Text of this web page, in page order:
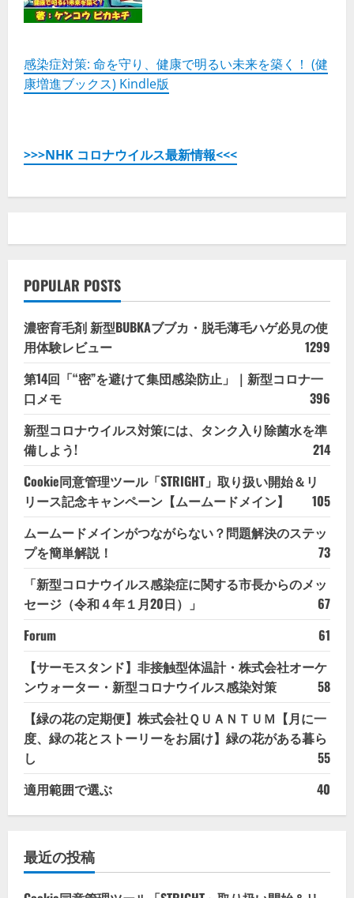
感染症対策: 命を守り、健康で明るい未来を築く！ (健
康増進ブックス) Kindle版
>>>NHK コロナウイルス最新情報<<<
POPULAR POSTS
濃密育毛剤 新型BUBKAブブカ・脱毛薄毛ハゲ必見の使
用体験レビュー
1299
第14回「“密”を避けて集団感染防止」｜新型コロナ一
口メモ
396
新型コロナウイルス対策には、タンク入り除菌水を準
備しよう!
214
Cookie同意管理ツール「STRIGHT」取り扱い開始＆リ
リース記念キャンペーン【ムームードメイン】
105
ムームードメインがつながらない？問題解決のステッ
プを簡単解説！
73
「新型コロナウイルス感染症に関する市長からのメッ
セージ（令和４年１月20日）」
67
Forum
61
【サーモスタンド】非接触型体温計・株式会社オーケ
ンウォーター・新型コロナウイルス感染対策
58
【緑の花の定期便】株式会社ＱＵＡＮＴＵＭ【月に一
度、緑の花とストーリーをお届け】緑の花がある暮ら
し
55
適用範囲で選ぶ
40
最近の投稿